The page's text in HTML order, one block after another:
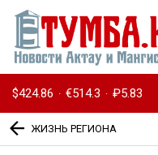
$424.86 · €514.3 · ₽5.83
ЖИЗНЬ РЕГИОНА